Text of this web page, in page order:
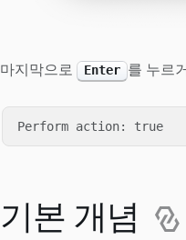
마지막으로 Enter 를 누르
Perform action:	true
기본 개념